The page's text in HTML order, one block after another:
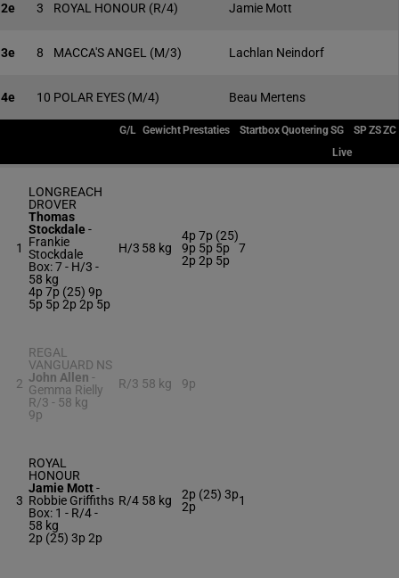
2e 3 ROYAL HONOUR (R/4) Jamie Mott
3e 8 MACCA'S ANGEL (M/3) Lachlan Neindorf
4e 10 POLAR EYES (M/4) Beau Mertens
G/L Gewicht Prestaties StartboxQuoteringSG SPZSZC
Live
1
LONGREACH
DROVER
Thomas
Stockdale-
Frankie
Stockdale
Box: 7 - H/3 -
58 kg
4p 7p (25) 9p
5p 5p 2p 2p 5p
H/3 58 kg
4p 7p (25)
9p 5p 5p
2p 2p 5p
7
2
REGAL
VANGUARD NS
John Allen -
Gemma Rielly
R/3 - 58 kg
9p
R/3 58 kg 9p
3
ROYAL
HONOUR
Jamie Mott-
Robbie Griffiths
Box: 1 - R/4 -
58 kg
2p (25) 3p 2p
R/4 58 kg
2p (25) 3p
2p
1